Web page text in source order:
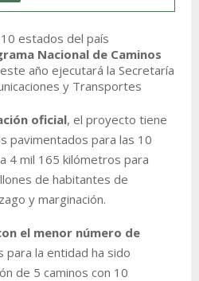
estados del país
Nacional de Caminos
año ejecutará la Secretaría
y Transportes
oficial, el proyecto tiene
pavimentados para las 10
4 mil 165 kilómetros para
de habitantes de
y marginación.
el menor número de
para la entidad ha sido
de 5 caminos con 10